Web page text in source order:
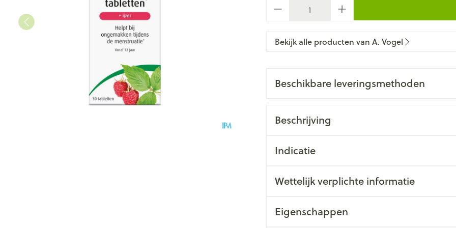
Bekijk alle producten van A. Vogel
Beschikbare leveringsmethoden
Beschrijving
Indicatie
Wettelijk verplichte informatie
Eigenschappen